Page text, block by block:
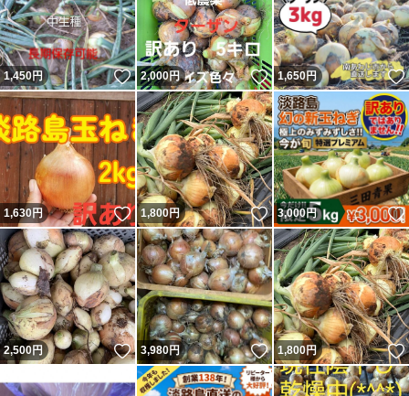
1,450円 いいね！
2,000円 いいね！
1,650円
1,630円 いいね！
1,800円 いいね！
3,000円
2,500円 いいね！
3,980円 いいね！
1,800円